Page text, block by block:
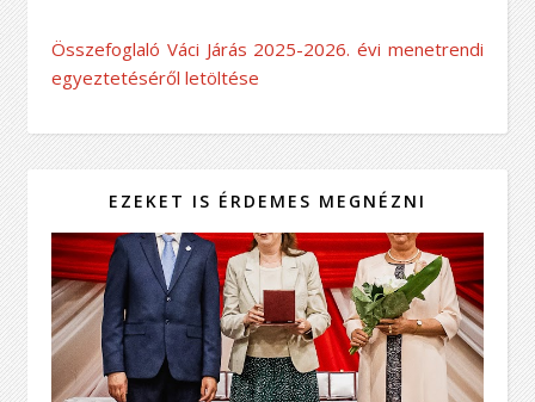
Összefoglaló Váci Járás 2025-2026. évi menetrendi
egyeztetéséről letöltése
EZEKET IS ÉRDEMES MEGNÉZNI